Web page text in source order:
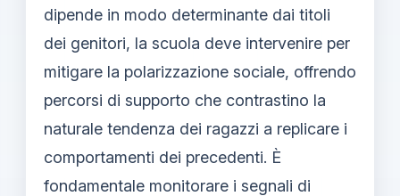
dipende in modo determinante dai titoli
dei genitori, la scuola deve intervenire per
mitigare la polarizzazione sociale, offrendo
percorsi di supporto che contrastino la
naturale tendenza dei ragazzi a replicare i
comportamenti dei precedenti. È
fondamentale monitorare i segnali di